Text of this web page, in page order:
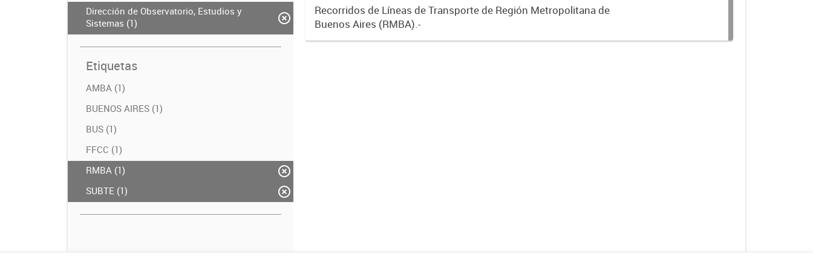
Dirección de Observatorio, Estudios y
Sistemas (1)
Etiquetas
AMBA (1)
BUENOS AIRES (1)
BUS (1)
FFCC (1)
RMBA (1)
SUBTE (1)
Recorridos de Líneas de Transporte de Región Metropolitana de
Buenos Aires (RMBA).-